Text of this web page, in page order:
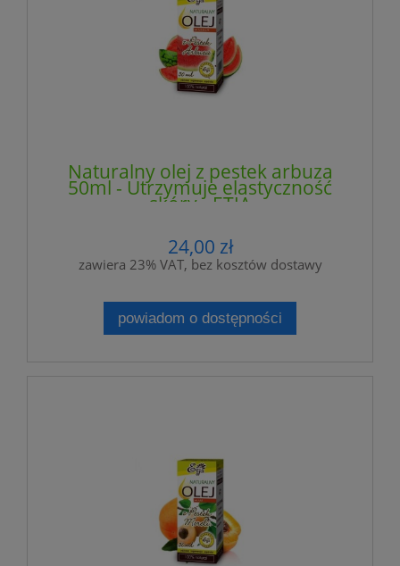
Naturalny olej z pestek arbuza
50ml - Utrzymuje elastyczność
skóry - ETJA
24,00 zł
zawiera 23% VAT, bez kosztów dostawy
powiadom o dostępności